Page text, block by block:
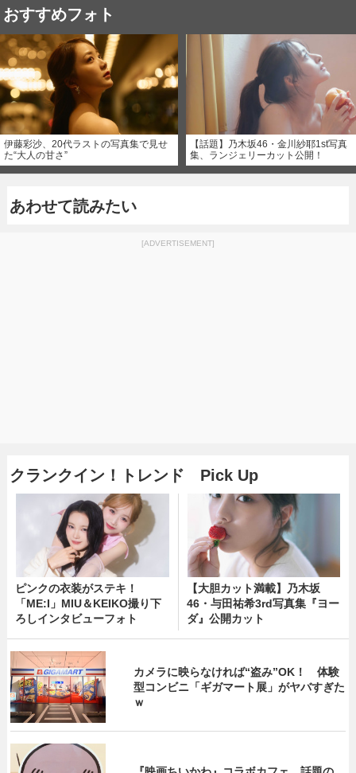
おすすめフォト
伊藤彩沙、20代ラストの写真集で見せ
た“大人の甘さ”
【話題】乃木坂46・金川紗耶1st写真
集、ランジェリーカット公開！
あわせて読みたい
[ADVERTISEMENT]
クランクイン！トレンド Pick Up
ピンクの衣装がステキ！
「ME:I」MIU＆KEIKO撮り下
ろしインタビューフォト
【大胆カット満載】乃木坂
46・与田祐希3rd写真集『ヨー
ダ』公開カット
カメラに映らなければ“盗み”OK！ 体験
型コンビニ「ギガマート展」がヤバすぎた
ｗ